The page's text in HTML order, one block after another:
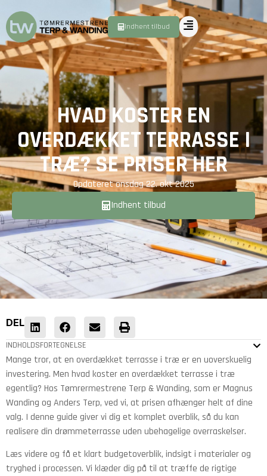
Indhent tilbud
HVAD KOSTER EN
OVERDÆKKET TERRASSE I
TRÆ? SE PRISER HER
Opdateretonsdag 22. okt 2025
Indhent tilbud
DEL
INDHOLDSFORTEGNELSE
Mange tror, at en overdækket terrasse i træ er en uoverskuelig
investering. Men hvad koster en overdækket terrasse i træ
egentlig? Hos Tømrermestrene Terp & Wanding, som er Magnus
Wanding og Anders Terp, ved vi, at prisen afhænger helt af dine
valg. I denne guide giver vi dig et komplet overblik, så du kan
realisere din drømmeterrasse uden ubehagelige overraskelser.
Læs videre og få et klart budgetoverblik, indsigt i materialer og
tryghed i processen. Vi klæder dig på til at træffe de rigtige